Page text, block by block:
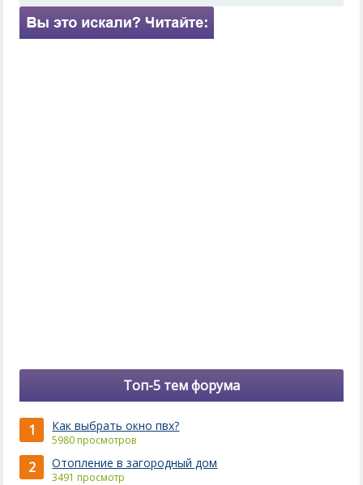
Топ-5 тем форума
1 Как выбрать окно пвх?
5980 просмотров
2 Отопление в загородный дом
3491 просмотр